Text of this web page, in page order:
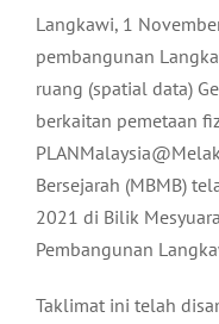
Langkawi, 1
pembangunan
ruang (spatial data)
berkaitan pemetaan
Bersejarah (MBMB)
2021 di Bilik
Pembangunan
Taklimat ini telah